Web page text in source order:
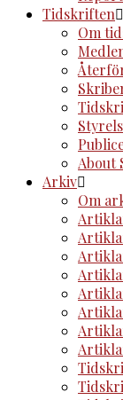
Tidskriften
Om
About
Arkiv
Om